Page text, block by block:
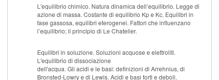
L'equilibrio chimico. Natura dinamica dell’equilibrio. Legge di
azione di massa. Costante di equilibrio Kp e Kc. Equilibri in
fase gassosa, equilibri eterogenei. Fattori che influenzano
l’equilibrio; il principio di Le Chatelier.
Equilibri in soluzione. Soluzioni acquose e elettroliti.
L'equilibrio di dissociazione
dell'acqua. Gli acidi e le basi: definizioni di Arrehnius, di
Bronsted-Lowry e di Lewis. Acidi e basi forti e deboli.